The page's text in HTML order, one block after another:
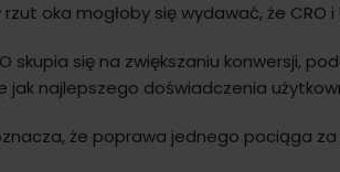
rzut oka mogłoby się wydawać, że CRO
skupia się na zwiększaniu konwersji,
jak najlepszego doświadczenia
że poprawa jednego pociąga